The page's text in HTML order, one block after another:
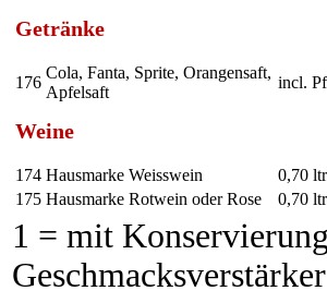
Getränke
176
Cola, Fanta, Sprite, Orangensaft,
Apfelsaft
incl.
Weine
174 Hausmarke Weisswein
0,70
175 Hausmarke Rotwein oder Rose 0,70
1 = mit